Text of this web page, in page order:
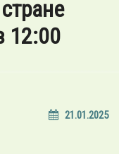
12:00
21.01.2025